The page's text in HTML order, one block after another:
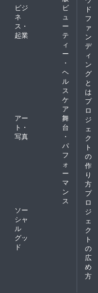
ビジ
ネ
ス・
起業
ビ
ュ
ー
テ
ィ
ー
・
ヘ
ル
ス
ケ
ア
アー
ト・
写真
舞
台
・
パ
フ
ォ
ー
マ
ン
ス
ソー
シャ
ル
グッ
ド
ド
フ
ァ
ン
デ
ィ
ン
グ
と
は
プ
ロ
ジ
ェ
ク
ト
の
作
り
方
プ
ロ
ジ
ェ
ク
ト
の
広
め
方